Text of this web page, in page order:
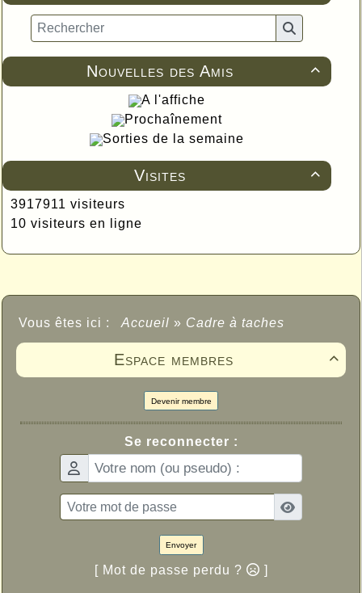

Nouvelles des Amis
A l'affiche
Prochaînement
Sorties de la semaine

Visites
3917911 visiteurs
10 visiteurs en ligne
Vous êtes ici : Accueil » Cadre à taches

Espace membres
Devenir membre
Se reconnecter :
Envoyer
[ Mot de passe perdu ? ]